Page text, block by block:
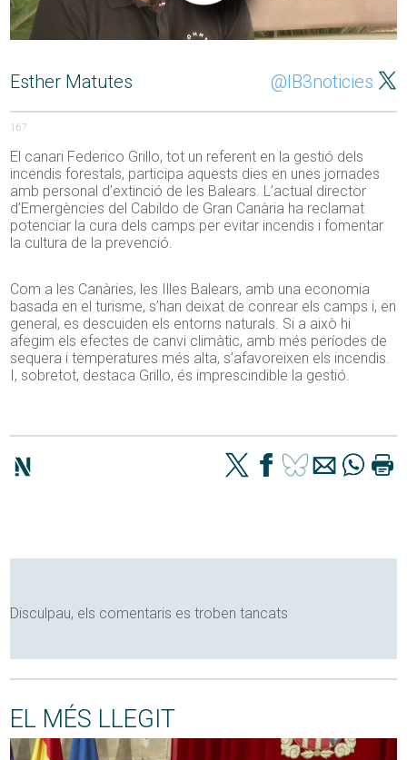
Esther Matutes @IB3noticies
167
El canari Federico Grillo, tot un referent en la gestió dels
incendis forestals, participa aquests dies en unes jornades
amb personal d’extinció de les Balears. L’actual director
d’Emergències del Cabildo de Gran Canària ha reclamat
potenciar la cura dels camps per evitar incendis i fomentar
la cultura de la prevenció.
Com a les Canàries, les Illes Balears, amb una economia
basada en el turisme, s’han deixat de conrear els camps i, en
general, es descuiden els entorns naturals. Si a això hi
afegim els efectes de canvi climàtic, amb més períodes de
sequera i temperatures més alta, s’afavoreixen els incendis.
I, sobretot, destaca Grillo, és imprescindible la gestió.
Disculpau, els comentaris es troben tancats
EL MÉS LLEGIT